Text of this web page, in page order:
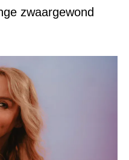
zwaargewond